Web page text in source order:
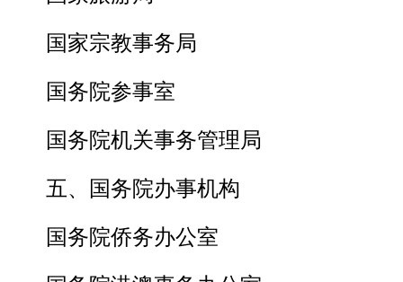
国家宗教事务局
国务院参事室
国务院机关事务管理局
五、国务院办事机构
国务院侨务办公室